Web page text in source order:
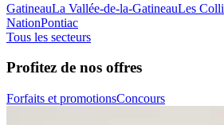
GatineauLa Vallée-de-la-GatineauLes
NationPontiac
Tous les secteurs
Profitez de nos offres
Forfaits et promotionsConcours